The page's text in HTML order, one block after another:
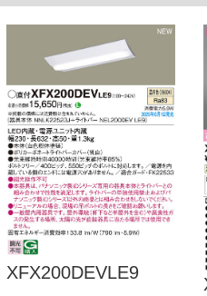
XFX200DEVLE9